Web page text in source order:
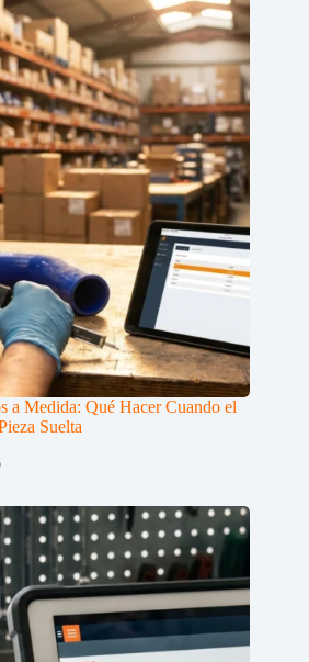
a Medida: Qué Hacer Cuando el
Suelta